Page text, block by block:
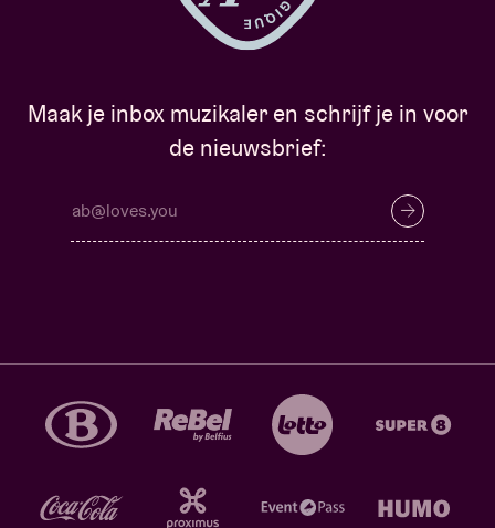
Maak je inbox muzikaler en schrijf je in voor
de nieuwsbrief: